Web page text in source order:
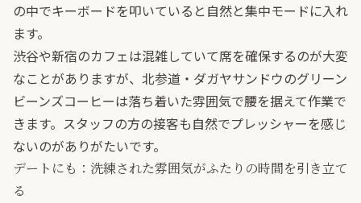
の中でキーボードを叩いていると自然と集中モードに入れ
ます。
渋谷や新宿のカフェは混雑していて席を確保するのが大変
なことがありますが、北参道・ダガヤサンドウのグリーン
ビーンズコーヒーは落ち着いた雰囲気で腰を据えて作業で
きます。スタッフの方の接客も自然でプレッシャーを感じ
ないのがありがたいです。
デートにも：洗練された雰囲気がふたりの時間を引き立て
る